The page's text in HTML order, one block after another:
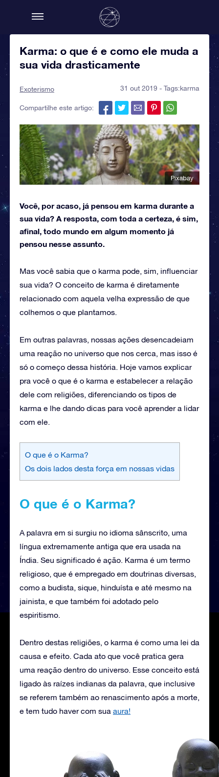
Karma: o que é e como ele muda a
sua vida drasticamente
Exoterismo 31 out 2019 - Tags:karma
Compartilhe este artigo:
Pixabay
Você, por acaso, já pensou em karma durante a
sua vida? A resposta, com toda a certeza, é sim,
afinal, todo mundo em algum momento já
pensou nesse assunto.
Mas você sabia que o karma pode, sim, influenciar
sua vida? O conceito de karma é diretamente
relacionado com aquela velha expressão de que
colhemos o que plantamos.
Em outras palavras, nossas ações desencadeiam
uma reação no universo que nos cerca, mas isso é
só o começo dessa história. Hoje vamos explicar
pra você o que é o karma e estabelecer a relação
dele com religiões, diferenciando os tipos de
karma e lhe dando dicas para você aprender a lidar
com ele.
O que é o Karma?
Os dois lados desta força em nossas vidas
O que é o Karma?
A palavra em si surgiu no idioma sânscrito, uma
língua extremamente antiga que era usada na
Índia. Seu significado é ação. Karma é um termo
religioso, que é empregado em doutrinas diversas,
como a budista, sique, hinduísta e até mesmo na
jainista, e que também foi adotado pelo
espiritismo.
Dentro destas religiões, o karma é como uma lei da
causa e efeito. Cada ato que você pratica gera
uma reação dentro do universo. Esse conceito está
ligado às raízes indianas da palavra, que inclusive
se referem também ao renascimento após a morte,
e tem tudo haver com sua aura!